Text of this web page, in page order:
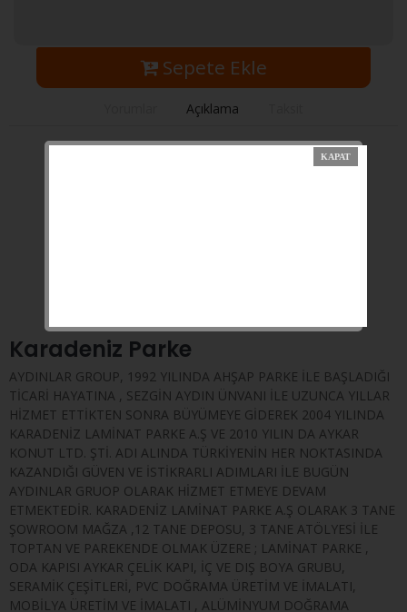
Sepete Ekle
Açıklama
Karadeniz Parke
AYDINLAR GROUP, 1992 YILINDA AHŞAP PARKE İLE BAŞLADIĞI
TİCARİ HAYATINA , SEZGİN AYDIN ÜNVANI İLE UZUNCA YILLAR
HİZMET ETTİKTEN SONRA BÜYÜMEYE GİDEREK 2004 YILINDA
KARADENİZ LAMİNAT PARKE A.Ş VE 2010 YILIN DA AYKAR
KONUT LTD. ŞTİ. ADI ALINDA TÜRKİYENİN HER NOKTASINDA
KAZANDIĞI GÜVEN VE İSTİKRARLI ADIMLARI İLE BUGÜN
AYDINLAR GRUOP OLARAK HİZMET ETMEYE DEVAM
ETMEKTEDİR. KARADENİZ LAMİNAT PARKE A.Ş OLARAK 3 TANE
ŞOWROOM MAĞZA ,12 TANE DEPOSU, 3 TANE ATÖLYESİ İLE
TOPTAN VE PAREKENDE OLMAK ÜZERE ; LAMİNAT PARKE ,
ODA KAPISI AYKAR ÇELİK KAPI, İÇ VE DIŞ BOYA GRUBU,
SERAMİK ÇEŞİTLERİ, PVC DOĞRAMA ÜRETİM VE İMALATI,
MOBİLYA ÜRETİM VE İMALATI , ALÜMİNYUM DOĞRAMA